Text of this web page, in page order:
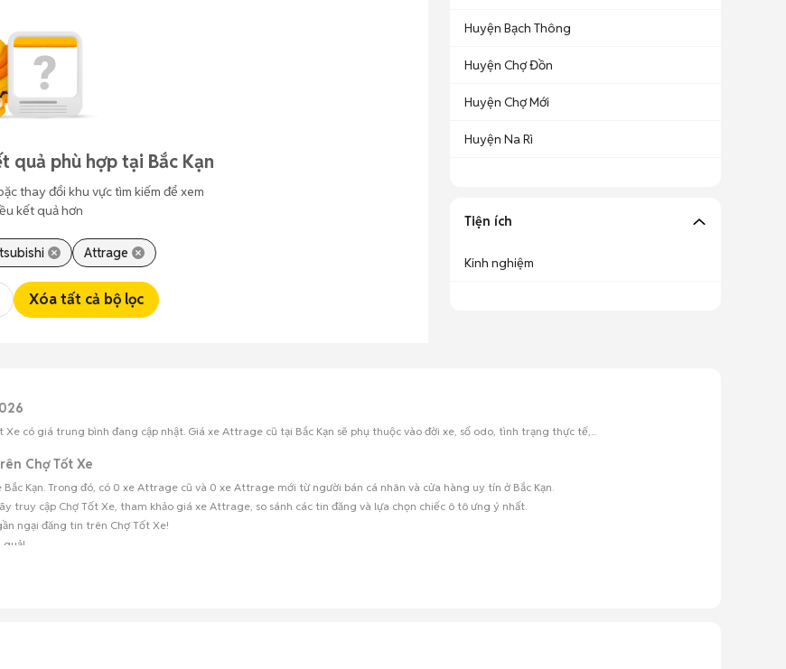
quả phù hợp tại Bắc Kạn
thay đổi khu vực tìm kiếm để xem
kết quả hơn
Attrage
Xóa tất cả bộ lọc
Huyện Bạch Thông
Huyện Chợ Đồn
Huyện Chợ Mới
Huyện Na Rì
Tiện ích
Kinh nghiệm
có giá trung bình đang cập nhật. Giá xe Attrage cũ tại Bắc Kạn sẽ phụ thuộc vào đời xe, số odo, tình trạng thực tế,...
Chợ Tốt Xe
Kạn. Trong đó, có 0 xe Attrage cũ và 0 xe Attrage mới từ người bán cá nhân và cửa hàng uy tín ở Bắc Kạn.
truy cập Chợ Tốt Xe, tham khảo giá xe Attrage, so sánh các tin đăng và lựa chọn chiếc ô tô ưng ý nhất.
ngại đăng tin trên Chợ Tốt Xe!
quả!